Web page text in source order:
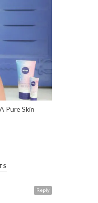
Pure Skin
Reply